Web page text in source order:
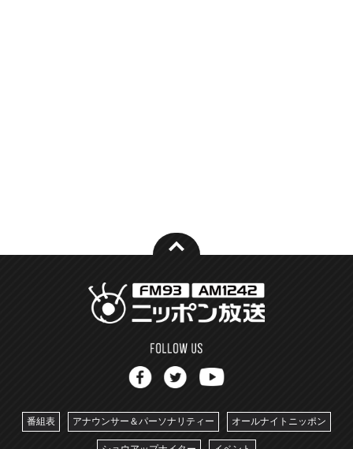
番組表 アナウンサー＆パーソナリティー オールナイトニッポン